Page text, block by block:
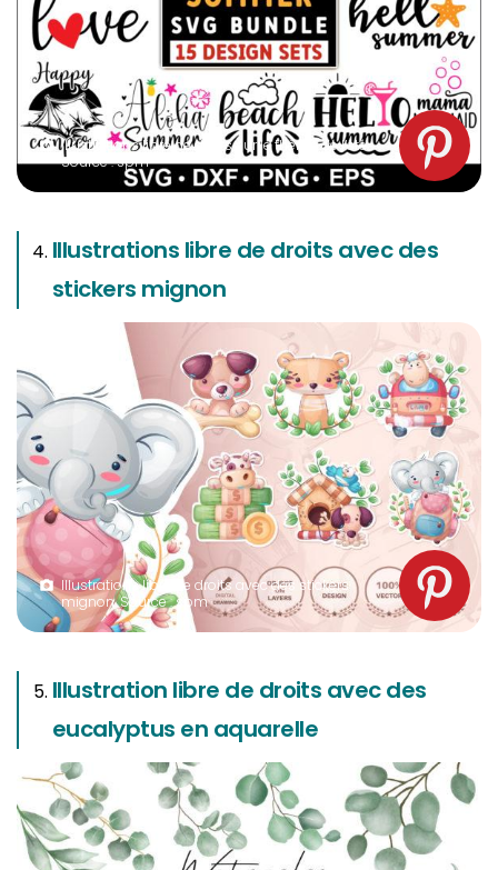
Illustrations libre de droits sur le thème de l’été.
Source : spm
Illustrations libre de droits avec des
stickers mignon
Illustrations libre de droits avec des stickers
mignon. Source : spm
Illustration libre de droits avec des
eucalyptus en aquarelle